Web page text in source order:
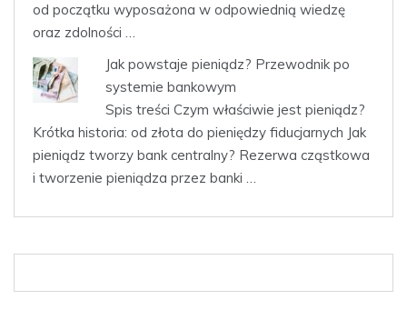
od początku wyposażona w odpowiednią wiedzę
oraz zdolności …
Jak powstaje pieniądz? Przewodnik po
systemie bankowym
Spis treści Czym właściwie jest pieniądz?
Krótka historia: od złota do pieniędzy fiducjarnych Jak
pieniądz tworzy bank centralny? Rezerwa cząstkowa
i tworzenie pieniądza przez banki …